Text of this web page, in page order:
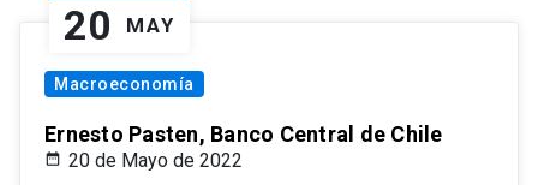
20 MAY
Macroeconomía
Ernesto Pasten, Banco Central de Chile
20 de Mayo de 2022